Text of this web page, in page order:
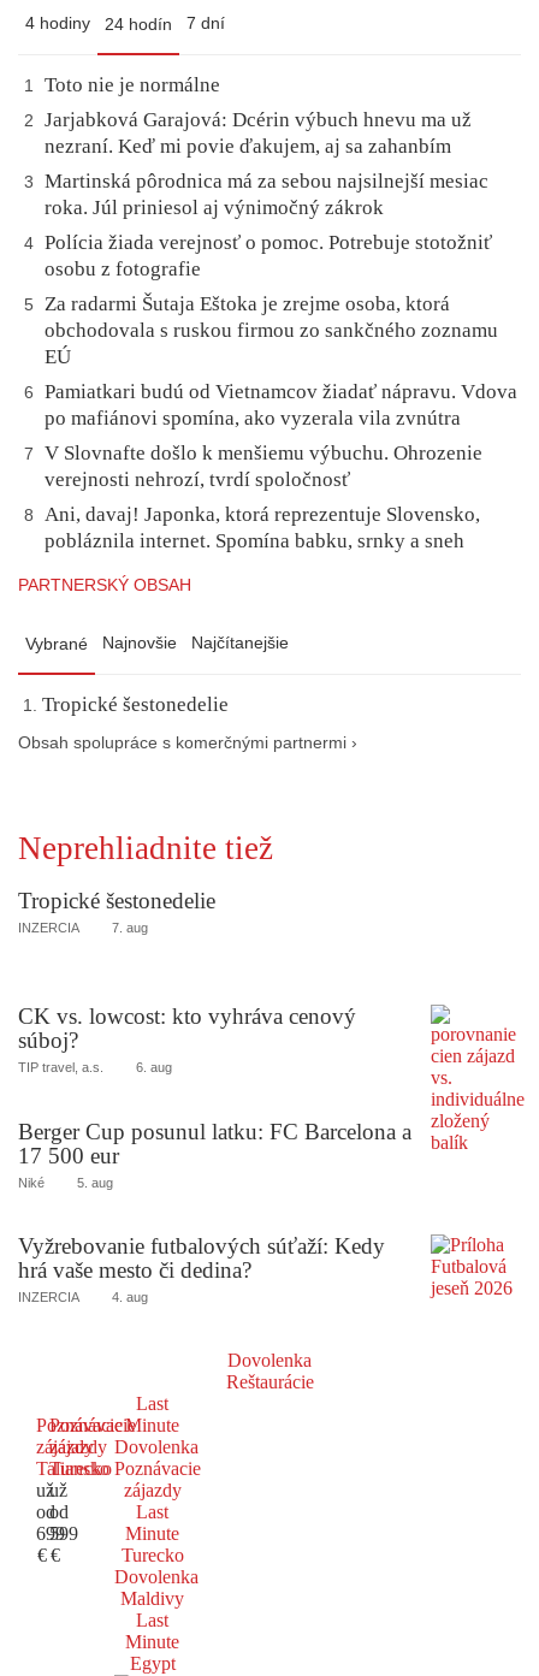
4 hodiny 24 hodín 7 dní
1 Toto nie je normálne
2
Jarjabková Garajová: Dcérin výbuch hnevu ma už
nezraní. Keď mi povie ďakujem, aj sa zahanbím
3
Martinská pôrodnica má za sebou najsilnejší mesiac
roka. Júl priniesol aj výnimočný zákrok
4 Polícia žiada verejnosť o pomoc. Potrebuje stotožniť
osobu z fotografie
5
Za radarmi Šutaja Eštoka je zrejme osoba, ktorá
obchodovala s ruskou firmou zo sankčného zoznamu
EÚ
6
Pamiatkari budú od Vietnamcov žiadať nápravu. Vdova
po mafiánovi spomína, ako vyzerala vila zvnútra
7
V Slovnafte došlo k menšiemu výbuchu. Ohrozenie
verejnosti nehrozí, tvrdí spoločnosť
8
Ani, davaj! Japonka, ktorá reprezentuje Slovensko,
pobláznila internet. Spomína babku, srnky a sneh
PARTNERSKÝ OBSAH
Vybrané Najnovšie Najčítanejšie
Tropické šestonedelie
Obsah spolupráce s komerčnými partnermi ›
Neprehliadnite tiež
Tropické šestonedelie
INZERCIA 7. aug
CK vs. lowcost: kto vyhráva cenový
súboj?
TIP travel, a.s. 6. aug
Berger Cup posunul latku: FC Barcelona a
17 500 eur
Niké 5. aug
Vyžrebovanie futbalových súťaží: Kedy
hrá vaše mesto či dedina?
INZERCIA 4. aug
Dovolenka
Reštaurácie
Poznávacie
zájazdy
Taliansko
už
od
699
€
Poznávacie
zájazdy
Turecko
už
od
599
€
Last
Minute
Dovolenka
Poznávacie
zájazdy
Last
Minute
Turecko
Dovolenka
Maldivy
Last
Minute
Egypt